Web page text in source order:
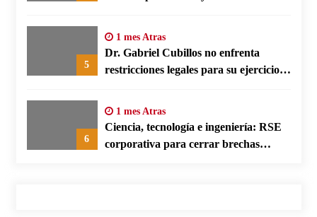
5
1 mes Atras
Dr. Gabriel Cubillos no enfrenta
restricciones legales para su ejercicio,
6
1 mes Atras
Ciencia, tecnología e ingeniería: RSE
corporativa para cerrar brechas